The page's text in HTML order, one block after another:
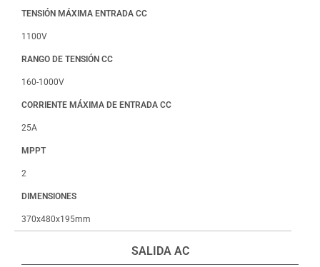
TENSIÓN MÁXIMA ENTRADA CC
1100V
RANGO DE TENSIÓN CC
160-1000V
CORRIENTE MÁXIMA DE ENTRADA CC
25A
MPPT
2
DIMENSIONES
370x480x195mm
SALIDA AC